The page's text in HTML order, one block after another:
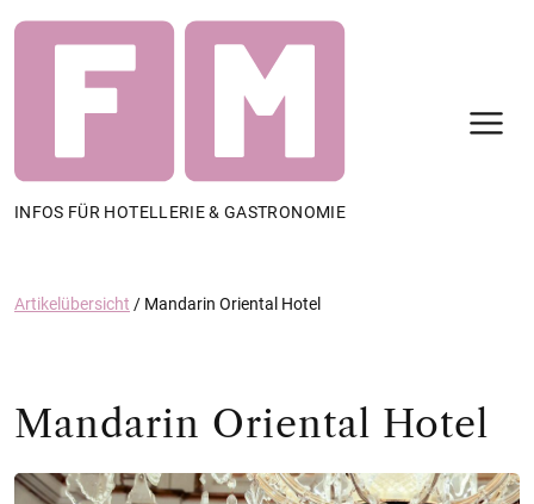
INFOS FÜR HOTELLERIE & GASTRONOMIE
Artikelübersicht / Mandarin Oriental Hotel
Mandarin Oriental Hotel